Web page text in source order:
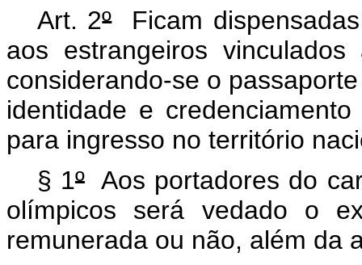
Art. 2ºFicam
aos estrangeiros
considerando-se o
identidade e
para ingresso no território
§ 1ºAos portadores do
olímpicos será vedado o
remunerada ou não, além da